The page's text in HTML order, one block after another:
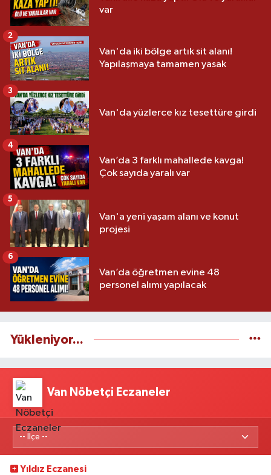
var
Van'da iki bölge artık sit alanı!
Yapılaşmaya tamamen yasak
2
Van'da yüzlerce kız tesettüre girdi
3
Van’da 3 farklı mahallede kavga!
Çok sayıda yaralı var
4
Van'a yeni yaşam alanı ve konut
projesi
5
Van’da öğretmen evine 48
personel alımı yapılacak
6
Yükleniyor...
Van Nöbetçi Eczaneler
Yıldız Eczanesi